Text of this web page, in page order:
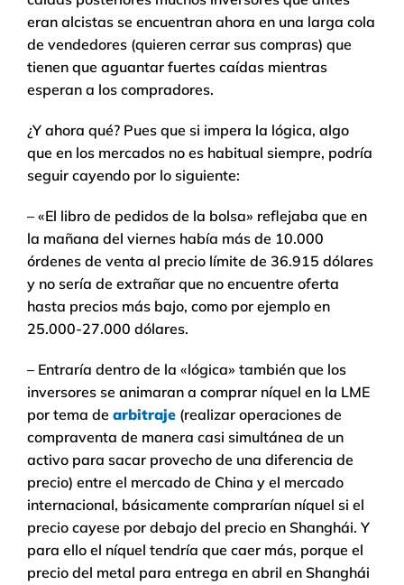
eran alcistas se encuentran ahora en una larga cola
de vendedores (quieren cerrar sus compras) que
tienen que aguantar fuertes caídas mientras
esperan a los compradores.
¿Y ahora qué? Pues que si impera la lógica, algo
que en los mercados no es habitual siempre, podría
seguir cayendo por lo siguiente:
– «El libro de pedidos de la bolsa» reflejaba que en
la mañana del viernes había más de 10.000
órdenes de venta al precio límite de 36.915 dólares
y no sería de extrañar que no encuentre oferta
hasta precios más bajo, como por ejemplo en
25.000-27.000 dólares.
– Entraría dentro de la «lógica» también que los
inversores se animaran a comprar níquel en la LME
por tema de arbitraje (realizar operaciones de
compraventa de manera casi simultánea de un
activo para sacar provecho de una diferencia de
precio) entre el mercado de China y el mercado
internacional, básicamente comprarían níquel si el
precio cayese por debajo del precio en Shanghái. Y
para ello el níquel tendría que caer más, porque el
precio del metal para entrega en abril en Shanghái